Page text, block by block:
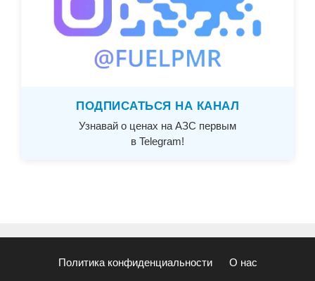
ПОДПИСАТЬСЯ НА КАНАЛ
Узнавай о ценах на АЗС первым
в Telegram!
Политика конфиденциальности О нас